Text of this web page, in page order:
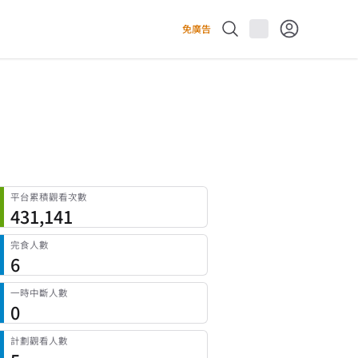
免廣告
平台累積觀看次數
431,141
完食人數
6
一時中斷人數
0
計劃觀看人數